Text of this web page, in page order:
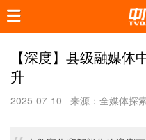
【深度】县级融媒
升
2025-07-10 来源：全媒体探